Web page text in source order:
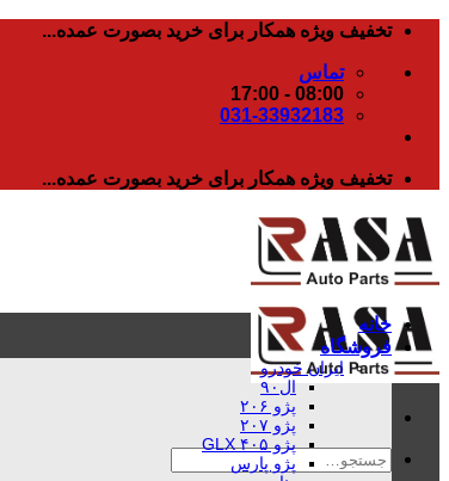
رفتن
محتوا
تخفیف ویژه همکار برای خرید بصورت عمده...
تماس
08:00 - 17:00
031-33932183
تخفیف ویژه همکار برای خرید بصورت عمده...
جستجو
خانه
فروشگاه
ایران خودرو
ال۹۰
پژو ۲۰۶
پژو ۲۰۷
پژو ۴۰۵ GLX
پژو پارس